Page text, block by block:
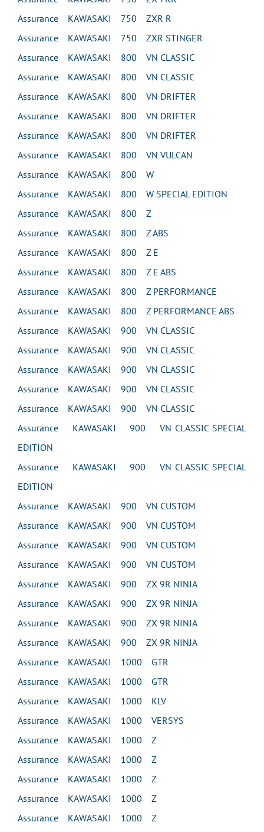
Assurance KAWASAKI 750 ZXR R
Assurance KAWASAKI 750 ZXR STINGER
Assurance KAWASAKI 800 VN CLASSIC
Assurance KAWASAKI 800 VN CLASSIC
Assurance KAWASAKI 800 VN DRIFTER
Assurance KAWASAKI 800 VN DRIFTER
Assurance KAWASAKI 800 VN DRIFTER
Assurance KAWASAKI 800 VN VULCAN
Assurance KAWASAKI 800 W
Assurance KAWASAKI 800 W SPECIAL EDITION
Assurance KAWASAKI 800 Z
Assurance KAWASAKI 800 Z ABS
Assurance KAWASAKI 800 Z E
Assurance KAWASAKI 800 Z E ABS
Assurance KAWASAKI 800 Z PERFORMANCE
Assurance KAWASAKI 800 Z PERFORMANCE ABS
Assurance KAWASAKI 900 VN CLASSIC
Assurance KAWASAKI 900 VN CLASSIC
Assurance KAWASAKI 900 VN CLASSIC
Assurance KAWASAKI 900 VN CLASSIC
Assurance KAWASAKI 900 VN CLASSIC
Assurance KAWASAKI 900 VN CLASSIC SPECIAL
EDITION
Assurance KAWASAKI 900 VN CLASSIC SPECIAL
EDITION
Assurance KAWASAKI 900 VN CUSTOM
Assurance KAWASAKI 900 VN CUSTOM
Assurance KAWASAKI 900 VN CUSTOM
Assurance KAWASAKI 900 VN CUSTOM
Assurance KAWASAKI 900 ZX 9R NINJA
Assurance KAWASAKI 900 ZX 9R NINJA
Assurance KAWASAKI 900 ZX 9R NINJA
Assurance KAWASAKI 900 ZX 9R NINJA
Assurance KAWASAKI 1000 GTR
Assurance KAWASAKI 1000 GTR
Assurance KAWASAKI 1000 KLV
Assurance KAWASAKI 1000 VERSYS
Assurance KAWASAKI 1000 Z
Assurance KAWASAKI 1000 Z
Assurance KAWASAKI 1000 Z
Assurance KAWASAKI 1000 Z
Assurance KAWASAKI 1000 Z